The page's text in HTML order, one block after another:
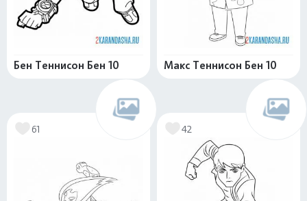
Бен Теннисон Бен 10 Макс Теннисон Бен 10
61 42